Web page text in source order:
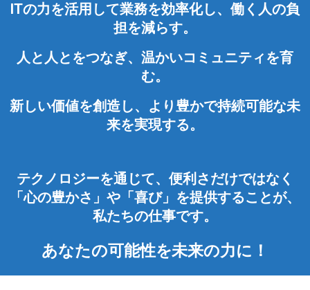
ITの力を活用して業務を効率化し、働く人の負
担を減らす。
人と人とをつなぎ、温かいコミュニティを育
む。
新しい価値を創造し、より豊かで持続可能な未
来を実現する。
テクノロジーを通じて、便利さだけではなく
「心の豊かさ」や「喜び」を提供することが、
私たちの仕事です。
あなたの可能性を未来の力に！